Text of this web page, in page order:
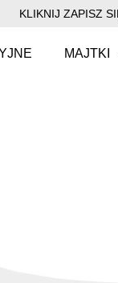
KLIKNIJ ZAPISZ
MAJTKI